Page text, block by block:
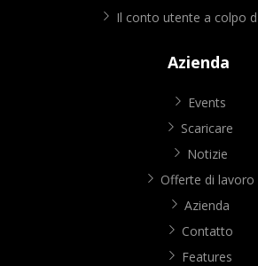
Il conto utente a colpo
Azienda
Events
Scaricare
Notizie
Offerte di lavoro
Azienda
Contatto
Features